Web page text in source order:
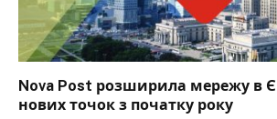
Nova Post розширила мережу в
нових точок з початку року